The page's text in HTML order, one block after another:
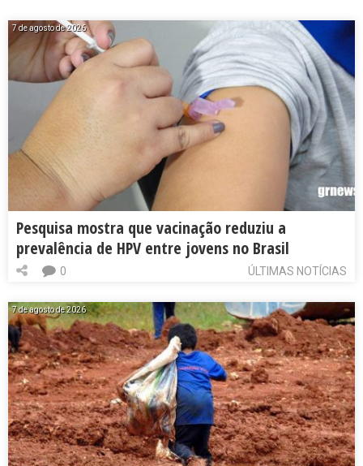
7 de agosto de 2026
Pesquisa mostra que vacinação reduziu a
prevalência de HPV entre jovens no Brasil
ÚLTIMAS NOTÍCIAS
0
7 de agosto de 2026